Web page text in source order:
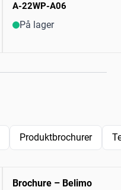
A-22WP-A06
På lager
Produktbrochurer
Brochure – Belimo